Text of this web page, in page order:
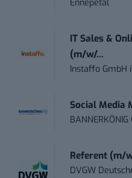
Ennepetal
IT Sales &
(m/w/...
Instaffo GmbH
Social Media
BANNERKÖNIG
Referent (m/
DVGW